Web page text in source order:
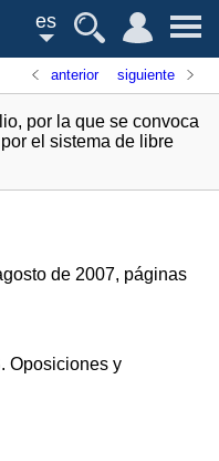
es
anterior siguiente
por la que se convoca
el sistema de libre
de 2007, páginas
Oposiciones y